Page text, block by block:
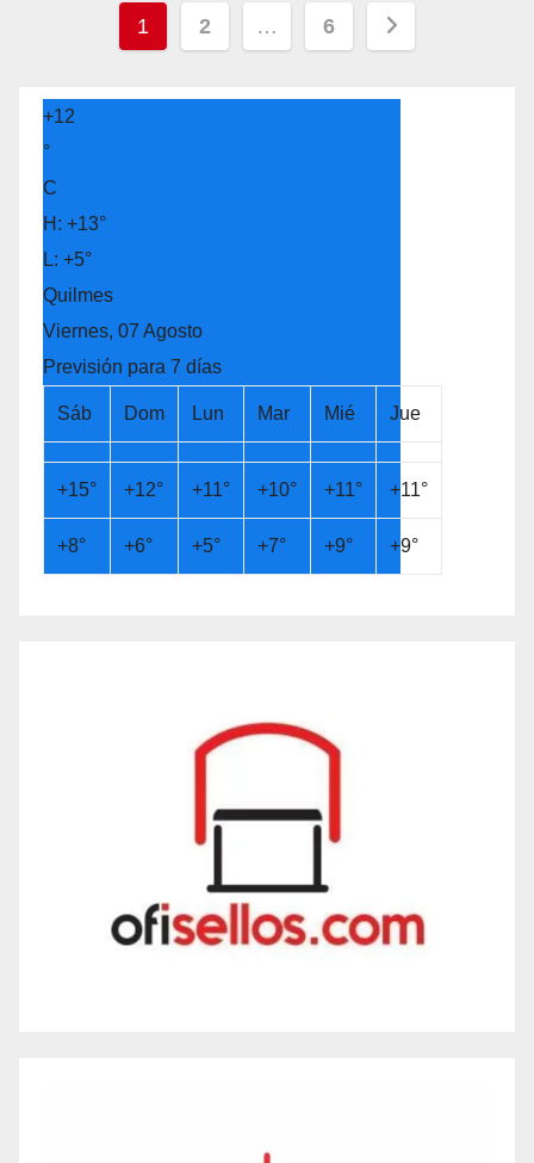
Navegación
1 2 … 6
+12
°
C
H: +13°
L: +5°
Quilmes
Viernes, 07 Agosto
Previsión para 7 días
Sáb Dom Lun Mar Mié Jue
+15° +12° +11° +10° +11° +11°
+8° +6° +5° +7° +9° +9°